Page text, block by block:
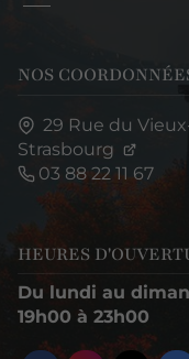
NOS
29 Rue du
Strasbourg
03 88 22 11 67
HEURES
Du lundi au
19h00 à 23h00